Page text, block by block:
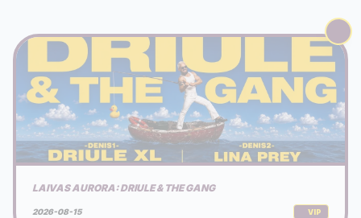
LAIVAS AURORA: DRIULE & THE GANG
2026-08-15 VIP